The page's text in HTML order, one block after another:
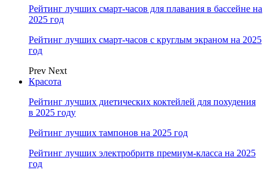
Рейтинг лучших смарт-часов для плавания в бассейне на
2025 год
Рейтинг лучших смарт-часов с круглым экраном на 2025
год
Prev Next
Красота
Рейтинг лучших диетических коктейлей для похудения
в 2025 году
Рейтинг лучших тампонов на 2025 год
Рейтинг лучших электробритв премиум-класса на 2025
год